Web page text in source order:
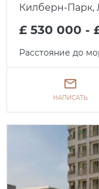
Килберн-Парк,
£ 530 000 -
Расстояние до
НАПИСАТЬ